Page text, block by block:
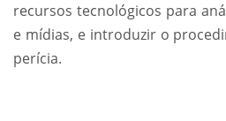
recursos tecnológicos para
e mídias, e introduzir o
perícia.